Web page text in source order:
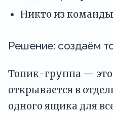
Никто из команды
Решение: создаём
Топик-группа — это
открывается в
одного ящика для